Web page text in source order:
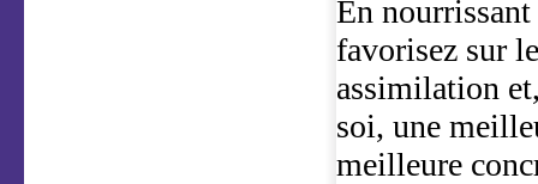
En
favorisez sur
assimilation
soi, une
meilleure